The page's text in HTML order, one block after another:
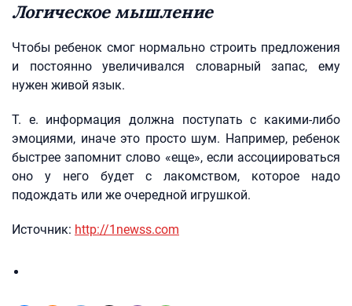
Логическое мышление
Чтобы ребенок смог нормально строить предложения
и постоянно увеличивался словарный запас, ему
нужен живой язык.
Т. е. информация должна поступать с какими-либо
эмоциями, иначе это просто шум. Например, ребенок
быстрее запомнит слово «еще», если ассоциироваться
оно у него будет с лакомством, которое надо
подождать или же очередной игрушкой.
Источник: http://1newss.com